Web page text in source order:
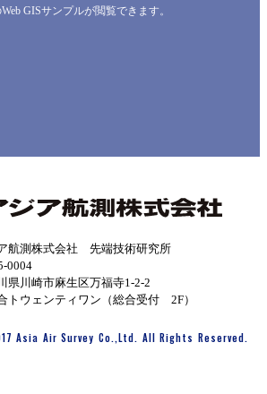
GISサンプルが閲覧できます。
航測株式会社 先端技術研究所
0004
県川崎市麻生区万福寺1-2-2
トウェンティワン（総合受付 2F）
Asia Air Survey Co.,Ltd. All Rights Reserved.